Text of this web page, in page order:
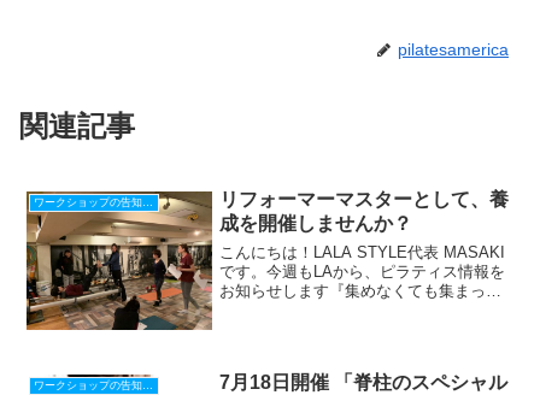
pilatesamerica
関連記事
ワークショップの告知、感想
リフォーマーマスターとして、養
成を開催しませんか？
こんにちは！LALA STYLE代表 MASAKI
です。今週もLAから、ピラティス情報を
お知らせします『集めなくても集まって
ワークショップの告知、感想
7月18日開催 「脊柱のスペシャル